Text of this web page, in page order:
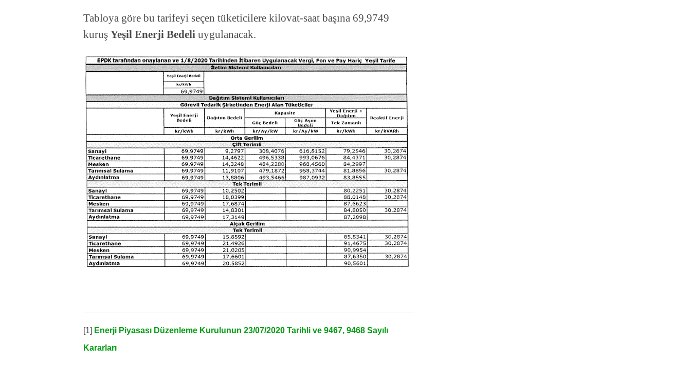
Tabloya göre bu tarifeyi seçen tüketicilere kilovat-saat başına 69,9749
kuruş Yeşil Enerji Bedeli uygulanacak.
[1] Enerji Piyasası Düzenleme Kurulunun 23/07/2020 Tarihli ve 9467, 9468 Sayılı
Kararları